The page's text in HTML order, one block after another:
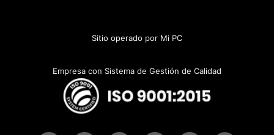
Sitio operado por Mi PC
Empresa con Sistema de Gestión de Calidad